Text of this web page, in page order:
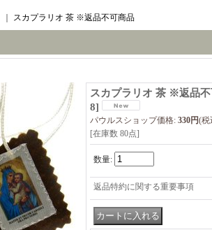
スカプラリオ 茶 ※返品不可商品
スカプラリオ 茶 ※返品
8]
パウルスショップ価格: 330円(税
[在庫数 80点]
数量:
返品特約に関する重要事項